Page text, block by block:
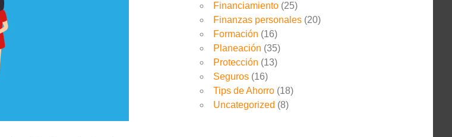
Financiamiento (25)
Finanzas personales (20)
Formación (16)
Planeación (35)
Protección (13)
Seguros (16)
Tips de Ahorro (18)
Uncategorized (8)